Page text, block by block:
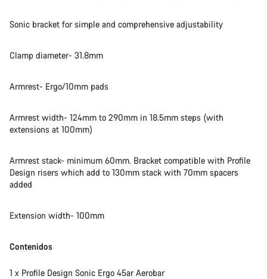
Sonic bracket for simple and comprehensive adjustability
Clamp diameter- 31.8mm
Armrest- Ergo/10mm pads
Armrest width- 124mm to 290mm in 18.5mm steps (with
extensions at 100mm)
Armrest stack- minimum 60mm. Bracket compatible with Profile
Design risers which add to 130mm stack with 70mm spacers
added
Extension width- 100mm
Contenidos
1 x Profile Design Sonic Ergo 45ar Aerobar